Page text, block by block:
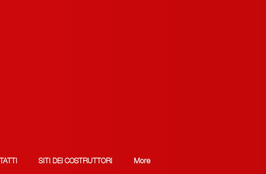
SITI DEI COSTRUTTORI More